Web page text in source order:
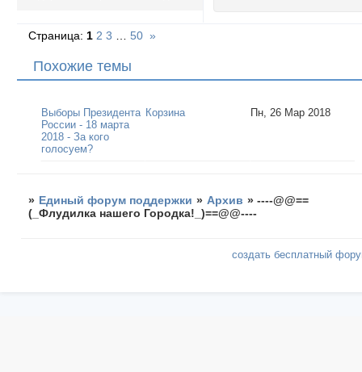
Страница: 1 2 3 50 »
Похожие темы
Выборы Президента
России - 18 марта
2018 - За кого
голосуем?
Корзина Пн, 26 Мар 2018
» Единый форум поддержки » Архив »----@@==
(_Флудилка нашего Городка!_)==@@----
создать бесплатный